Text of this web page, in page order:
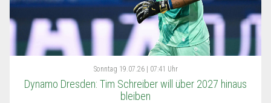
Sonntag 19.07.26 | 07:41 Uhr
Dynamo Dresden: Tim Schreiber will über 2027 hinaus
bleiben